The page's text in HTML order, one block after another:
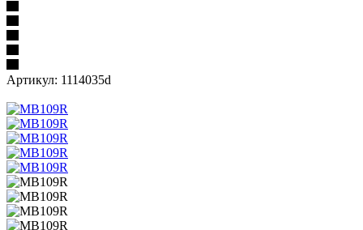
Артикул: 1114035d